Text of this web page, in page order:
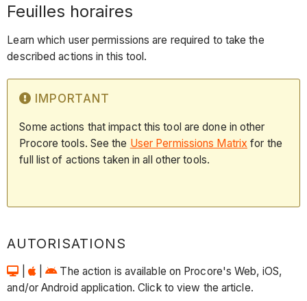
Feuilles horaires
Learn which user permissions are required to take the
described actions in this tool.
IMPORTANT
Some actions that impact this tool are done in other
Procore tools. See the User Permissions Matrix for the
full list of actions taken in all other tools.
AUTORISATIONS
|
The action is available on Procore's Web, iOS,
and/or Android application. Click to view the article.